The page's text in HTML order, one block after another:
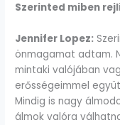
Szerinted miben
Jennifer Lopez:
önmagamat adtam.
mintaki valójában
erősségeimmel
Mindig is nagy
álmok valóra